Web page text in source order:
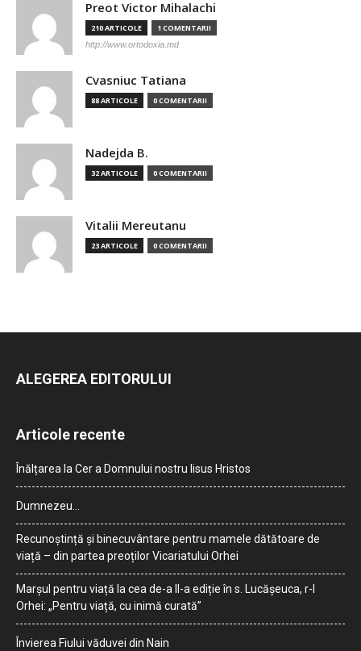
Preot Victor Mihalachi
210 ARTICOLE 1 COMENTARII
http://www.ortodoxia.md
Cvasniuc Tatiana
88 ARTICOLE 0 COMENTARII
Nadejda B.
32 ARTICOLE 0 COMENTARII
Vitalii Mereutanu
23 ARTICOLE 0 COMENTARII
ALEGEREA EDITORULUI
Articole recente
Înălțarea la Cer a Domnului nostru Iisus Hristos
Dumnezeu…
Recunoștință și binecuvântare pentru mamele dătătoare de
viață – din partea preoților Vicariatului Orhei
Marșul pentru viață la cea de-a II-a ediție în s. Lucășeuca, r-l
Orhei: „Pentru viață, cu inimă curată”
Învierea Fiului văduvei din Nain